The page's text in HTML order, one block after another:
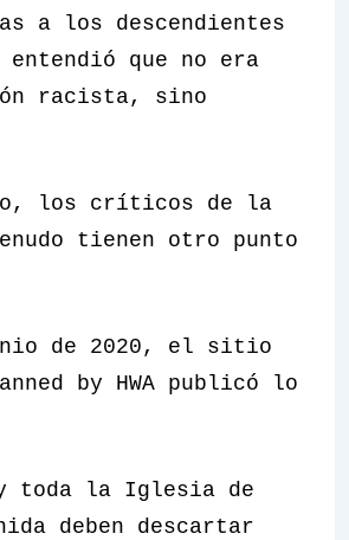
a los descendientes
que no era
racista, sino
los críticos de la
tienen otro punto
de 2020, el sitio
by HWA publicó lo
toda la Iglesia de
deben descartar